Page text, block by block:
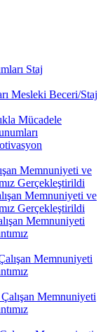
Staj
Mesleki Beceri/Staj
Mücadele
Memnuniyeti ve
Gerçekleştirildi
Memnuniyeti ve
Gerçekleştirildi
Memnuniyeti
Memnuniyeti
Memnuniyeti